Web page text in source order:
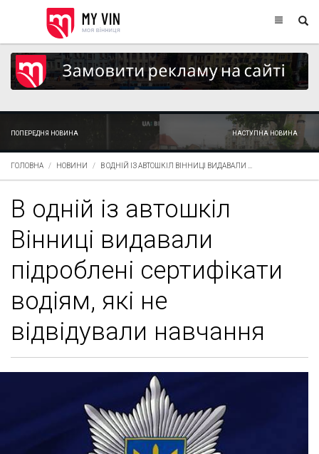
ПОПЕРЕДНЯ НОВИНА НАСТУПНА НОВИНА
ГОЛОВНА НОВИНИ В ОДНІЙ ІЗ АВТОШКІЛ ВІННИЦІ ВИДАВАЛИ ...
В одній із автошкіл
Вінниці видавали
підроблені сертифікати
водіям, які не
відвідували навчання